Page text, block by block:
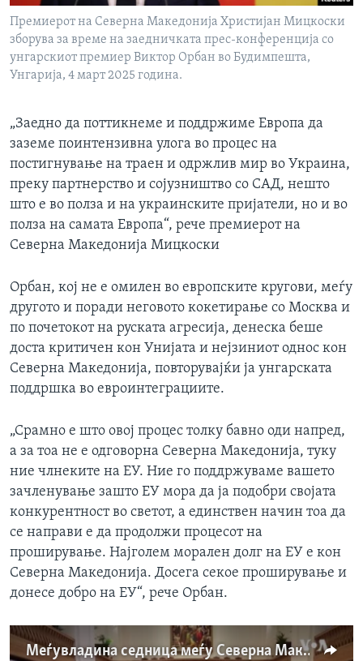
Премиерот на Северна Македонија Христијан Мицкоски
зборува за време на заедничката прес-конференција со
унгарскиот премиер Виктор Орбан во Будимпешта,
Унгарија, 4 март 2025 година.
„Заедно да поттикнеме и поддржиме Европа да
заземе поинтензивна улога во процес на
постигнување на траен и одржлив мир во Украина,
преку партнерство и сојузништво со САД, нешто
што е во полза и на украинските пријатели, но и во
полза на самата Европа“, рече премиерот на
Северна Македонија Мицкоски
Орбан, кој не е омилен во европските кругови, меѓу
другото и поради неговото кокетирање со Москва и
по почетокот на руската агресија, денеска беше
доста критичен кон Унијата и нејзиниот однос кон
Северна Македонија, повторувајќи ја унгарската
поддршка во евроинтеграциите.
„Срамно е што овој процес толку бавно оди напред,
а за тоа не е одговорна Северна Македонија, туку
ние члнеките на ЕУ. Ние го поддржуваме вашето
зачленување зашто ЕУ мора да ја подобри својата
конкурентност во светот, а единствен начин тоа да
се направи е да продолжи процесот на
проширување. Најголем морален долг на ЕУ е кон
Северна Македонија. Досега секое проширување и
донесе добро на ЕУ“, рече Орбан.
Меѓувладина седница меѓу Северна Македонија и Унгарија